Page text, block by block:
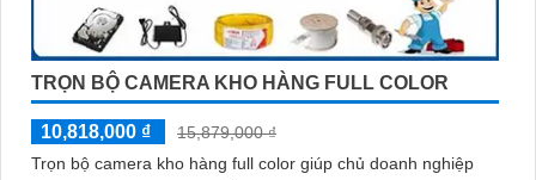
TRỌN BỘ CAMERA KHO HÀNG FULL COLOR
10,818,000 ₫
15,879,000 ₫
Trọn bộ camera kho hàng full color giúp chủ doanh nghiệp